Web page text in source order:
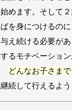
始めます。そして
ばを身につけるの
与え続ける必要が
するモチベーショ
どんなお子さま
継続して行えるよ